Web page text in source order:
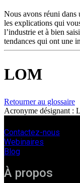
Soutien
Services
Acheter
Ressources
nous
S'enregistrer
Entreprise
Emploi
Partenaires
Nous avons réuni dans
les explications qui
l’industrie et à bien
tendances qui ont une
LOM
Retourner au glossaire
Acronyme désignant :
Contactez-nous
Webinaires
Blog
À propos